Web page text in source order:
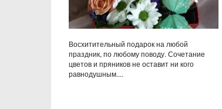
Восхитительный подарок на любой
праздник, по любому поводу. Сочетание
цветов и пряников не оставит ни кого
равнодушным....